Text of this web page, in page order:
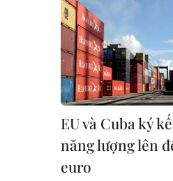
EU và Cuba ký
năng lượng lên
euro